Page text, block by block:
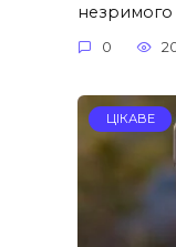
незримого
0
ЦІКАВЕ